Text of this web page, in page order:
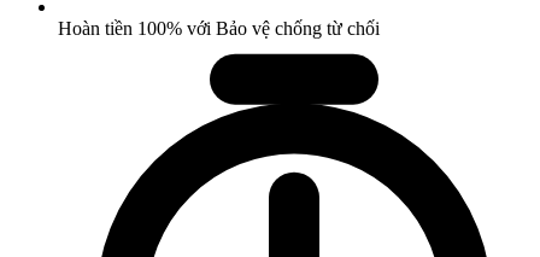
Hoàn tiền 100% với Bảo vệ chống từ chối